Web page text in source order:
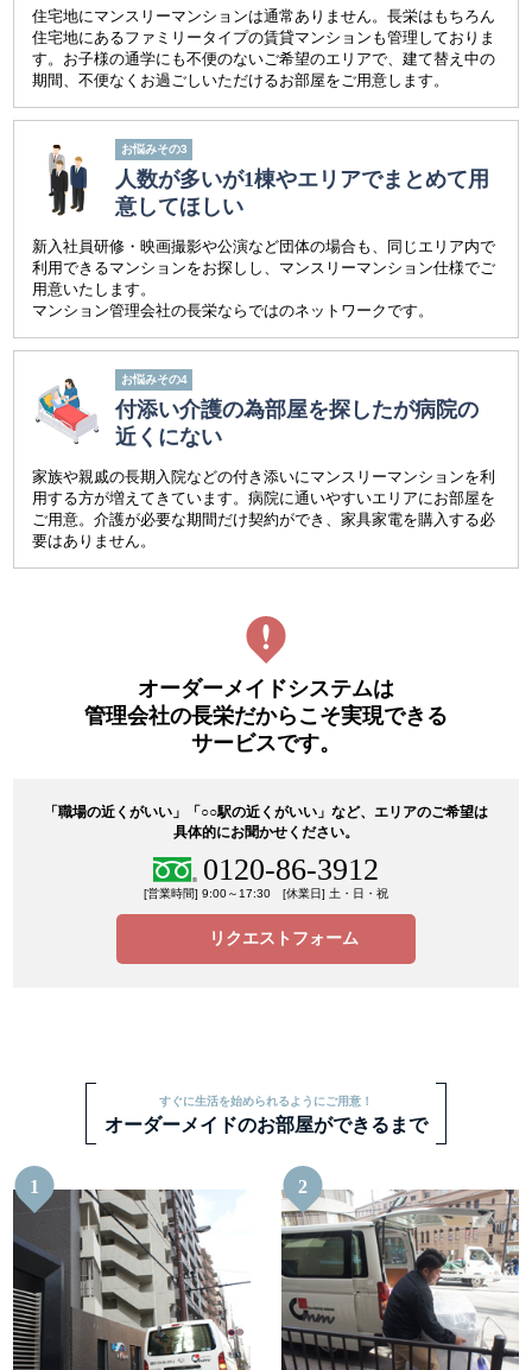
住宅地にマンスリーマンションは通常ありません。長栄はもちろん
住宅地にあるファミリータイプの賃貸マンションも管理しておりま
す。お子様の通学にも不便のないご希望のエリアで、建て替え中の
期間、不便なくお過ごしいただけるお部屋をご用意します。
お悩みその3
人数が多いが1棟やエリアでまとめて用
意してほしい
新入社員研修・映画撮影や公演など団体の場合も、同じエリア内で
利用できるマンションをお探しし、マンスリーマンション仕様でご
用意いたします。
マンション管理会社の長栄ならではのネットワークです。
お悩みその4
付添い介護の為部屋を探したが病院の
近くにない
家族や親戚の長期入院などの付き添いにマンスリーマンションを利
用する方が増えてきています。病院に通いやすいエリアにお部屋を
ご用意。介護が必要な期間だけ契約ができ、家具家電を購入する必
要はありません。
オーダーメイドシステムは
管理会社の長栄だからこそ実現できる
サービスです。
「職場の近くがいい」「○○駅の近くがいい」など、エリアのご希望は
具体的にお聞かせください。
0120-86-3912
[営業時間] 9:00～17:30 [休業日] 土・日・祝
リクエストフォーム
すぐに生活を始められるようにご用意！
オーダーメイドのお部屋ができるまで
1 2